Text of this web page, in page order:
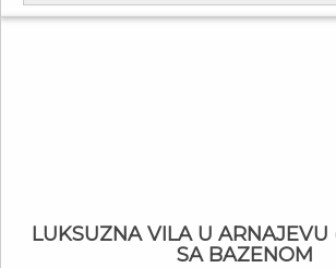
LUKSUZNA VILA U ARNAJEVU
SA BAZENOM